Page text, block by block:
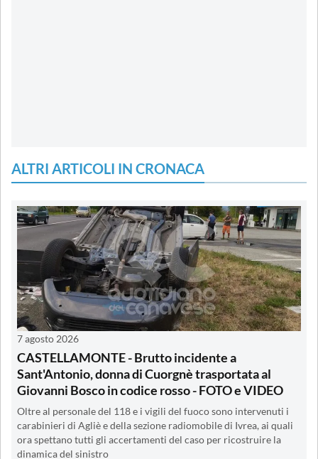
ALTRI ARTICOLI IN CRONACA
7 agosto 2026
CASTELLAMONTE - Brutto incidente a
Sant'Antonio, donna di Cuorgnè trasportata al
Giovanni Bosco in codice rosso - FOTO e VIDEO
Oltre al personale del 118 e i vigili del fuoco sono intervenuti i
carabinieri di Agliè e della sezione radiomobile di Ivrea, ai quali
ora spettano tutti gli accertamenti del caso per ricostruire la
dinamica del sinistro